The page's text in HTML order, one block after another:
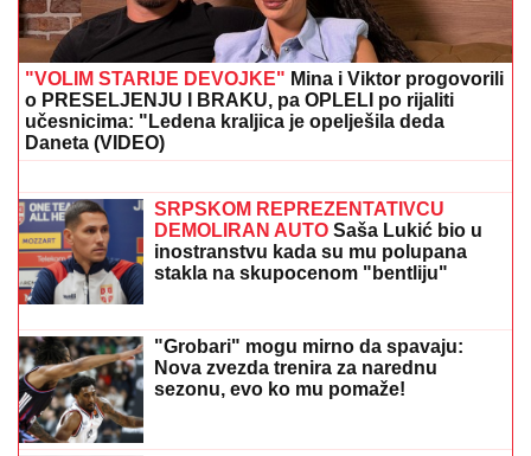
ZBOG DIJAGNOZE JE MESECIMA
BILA U KREVETUNaša pevačica
pokazala kako prima INFUZIJU, pa
otkrila u kakvom je trenutno stanju -
ovih dana prodaje i kuću
NINA BADRIĆ SE SLIKA U KUPAĆEM
NA STENAMA
(FOTO)